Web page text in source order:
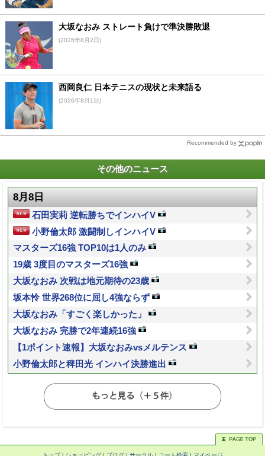
大坂なおみ ストレート負けで準決勝敗退
(2026年8月2日)
西岡良仁 日本テニスの現状と未来語る
(2026年8月1日)
Recommended by
その他のニュース
8月8日
石田実莉 逆転勝ちでインハイV
小野倫太郎 激闘制しインハイV
マスターズ16強 TOP10は1人のみ
19歳 3度目のマスターズ16強
大坂なおみ 次戦は地元期待の23歳
坂本怜 世界268位に屈し4強ならず
大坂なおみ「すごく楽しかった」
大坂なおみ 完勝で2年連続16強
【1ポイント速報】大坂なおみvsメルテンス
小野倫太郎と稗田光 インハイ決勝進出